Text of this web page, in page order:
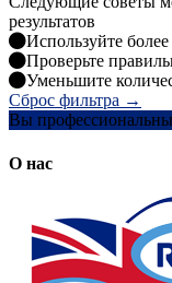
результатов
Используйте
Проверьте
Уменьшите
Сброс фильтра →
Вы
О нас